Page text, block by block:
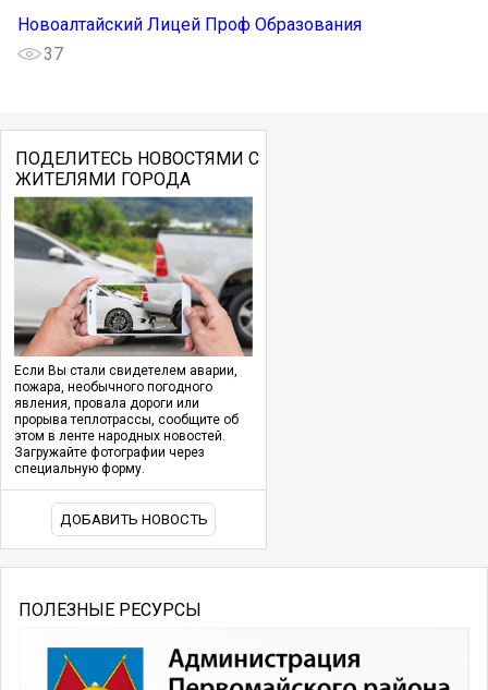
Новоалтайский Лицей Проф Образования
37
ПОДЕЛИТЕСЬ НОВОСТЯМИ С
ЖИТЕЛЯМИ ГОРОДА
Если Вы стали свидетелем аварии,
пожара, необычного погодного
явления, провала дороги или
прорыва теплотрассы, сообщите об
этом в ленте народных новостей.
Загружайте фотографии через
специальную форму.
ДОБАВИТЬ НОВОСТЬ
ПОЛЕЗНЫЕ РЕСУРСЫ